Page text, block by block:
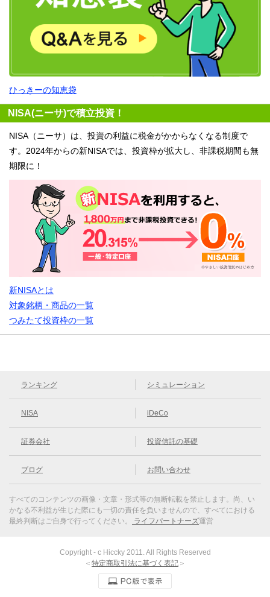
ひっきーの知恵袋
NISA(ニーサ)で積立投資！
NISA（ニーサ）は、投資の利益に税金がかからなくなる制度で
す。2024年からの新NISAでは、投資枠が拡大し、非課税期間も無
期限に！
新NISAとは
対象銘柄・商品の一覧
つみたて投資枠の一覧
ランキング シミュレーション
NISA iDeCo
証券会社 投資信託の基礎
ブログ お問い合わせ
すべてのコンテンツの画像・文章・形式等の無断転載を禁止します。 尚、い
かなる不利益が生じた際にも一切の責任を負いませんので、すべてにおける
最終判断はご自身で行ってください。
ライフパートナーズ運営
Copyright - c Hiccky 2011. All Rights Reserved
＜ 特定商取引法に基づく表記 ＞